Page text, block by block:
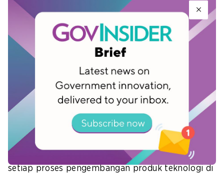
lebih luas.
“Bagian yang paling menyentuh dari PMM adalah
munculnya rasa kebanggaan guru dalam
bahwa guru semakin tertarik untuk terus
menciptakan inovasi dan mengembangkan cara-
cara baru yang lebih segar,” kata Angga.
Kolaborasi dan keberlanjutan
adalah kata kunci pada
setiap proses pengembangan produk teknologi di